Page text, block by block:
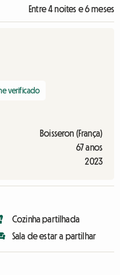
Entre 4 noites e 6 meses
verificado
Boisseron (França)
67 anos
2023
Cozinha partilhada
Sala de estar a partilhar